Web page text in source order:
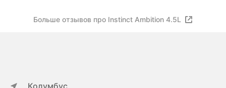
Больше отзывов про Instinct Ambition 4.5L
Колумбус